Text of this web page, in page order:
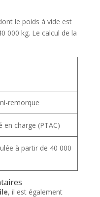
le poids à vide est
000 kg. Le calcul de la
remorque
charge (PTAC)
à partir de 40 000
, il est également